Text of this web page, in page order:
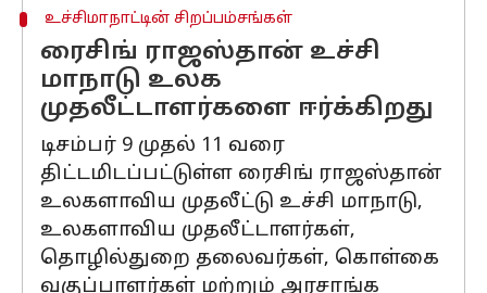
உச்சிமாநாட்டின் சிறப்பம்சங்கள்
ரைசிங் ராஜஸ்தான் உச்சி
மாநாடு உலக
முதலீட்டாளர்களை ஈர்க்கிறது
டிசம்பர் 9 முதல் 11 வரை
திட்டமிடப்பட்டுள்ள ரைசிங் ராஜஸ்தான்
உலகளாவிய முதலீட்டு உச்சி மாநாடு,
உலகளாவிய முதலீட்டாளர்கள்,
தொழில்துறை தலைவர்கள், கொள்கை
வகுப்பாளர்கள் மற்றும் அரசாங்க